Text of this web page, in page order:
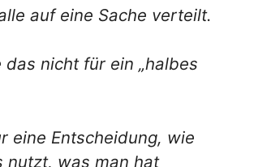
auf eine Sache verteilt.
das nicht für ein „halbes
eine Entscheidung, wie
nutzt, was man hat